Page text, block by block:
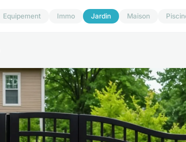
Equipement Immo Jardin Maison